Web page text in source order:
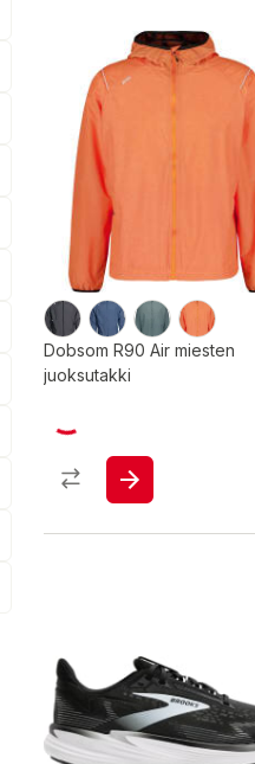
Dobsom R90 Air miesten
juoksutakki